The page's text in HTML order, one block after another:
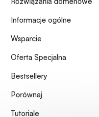
Informacje ogólne
Wsparcie
Oferta Specjalna
Bestsellery
Porównaj
Tutoriale